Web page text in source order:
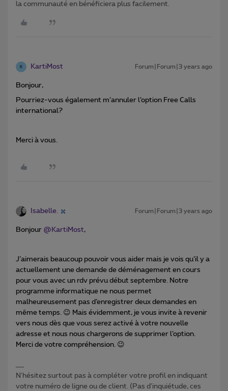
la communauté en bénéficiera plus facilement.
K KartiMost Forum|Forum|3 years ago
Bonjour,
Pourriez-vous également m’annuler l’option Free Calls
international?
Merci à vous.
Isabelle. Forum|Forum|3 years ago
Bonjour @KartiMost,
J’aimerais beaucoup pouvoir vous aider mais je vois qu’il y a
actuellement une demande de déménagement en cours
pour vous avec un rdv prévu début septembre. Notre
programme informatique ne nous permet
malheureusement pas d’enregistrer deux demandes en
même temps. 😉 Mais évidemment, je vous invite à revenir
vers nous dès que vous serez activé à votre nouvelle
adresse et nous nous chargerons de supprimer l’option.
Merci de votre compréhension. 😉
N'hésitez surtout pas à compléter votre profil en indiquant
votre numéro de ligne ou de client. (Pas d'inquiétude, ces